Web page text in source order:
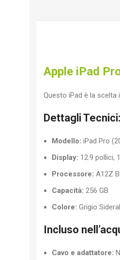
Apple iPad
Questo iPad è la
Dettagli Tecnici:
Modello: iPad Pro
Display: 12.9 pollici,
Processore: A12Z
Capacità: 256 GB
Colore: Grigio
Incluso
Cavo e adattatore: